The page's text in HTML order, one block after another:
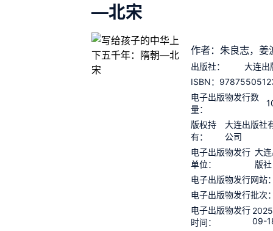
—北宋
作者：朱良志，姜
出版社：
大连出
ISBN：
电子出版物发行数
量：
版权持
有：
大连出版社
公司
电子出版物发行
单位：
大
版社
电子出版物发行网站
电子出版物发行批次
电子出版物发行
时间：
09-